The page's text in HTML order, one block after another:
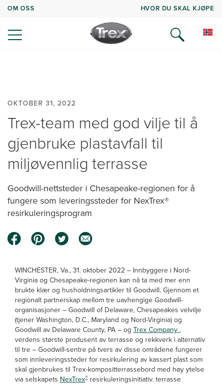
OM OSS HVOR DU SKAL KJØPE
OKTOBER 31, 2022
Trex-team med god vilje til å
gjenbruke plastavfall til
miljøvennlig terrasse
Goodwill-nettsteder i Chesapeake-regionen for å
fungere som leveringssteder for NexTrex®
resirkuleringsprogram
WINCHESTER, Va., 31. oktober 2022 – Innbyggere i Nord-
Virginia og Chesapeake-regionen kan nå ta med mer enn
brukte klær og husholdningsartikler til Goodwill. Gjennom et
regionalt partnerskap mellom tre uavhengige Goodwill-
organisasjoner – Goodwill of Delaware, Chesapeakes velvilje
(tjener Washington, D.C., Maryland og Nord-Virginia) og
Goodwill av Delaware County, PA – og Trex Company ,
verdens største produsent av terrasse og rekkverk i alternativ
til tre – Goodwill-sentre på tvers av disse områdene fungerer
som innleveringssteder for resirkulering av kassert plast som
skal gjenbrukes til Trex-kompositterrassebord med høy ytelse
via selskapets NexTrex® resirkuleringsinitiativ. terrasse